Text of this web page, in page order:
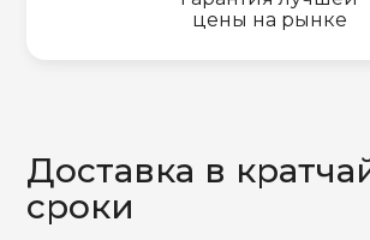
цены на рынке
Доставка в
сроки